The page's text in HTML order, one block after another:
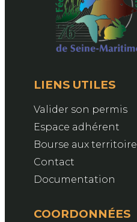
LIENS UTILES
Valider son permis
Espace adhérent
Bourse aux
Contact
Documentation
COORDONNÉES